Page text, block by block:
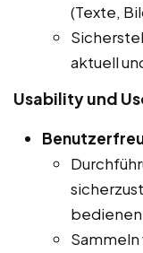
(Texte,
aktuell
Usability und
bedienen